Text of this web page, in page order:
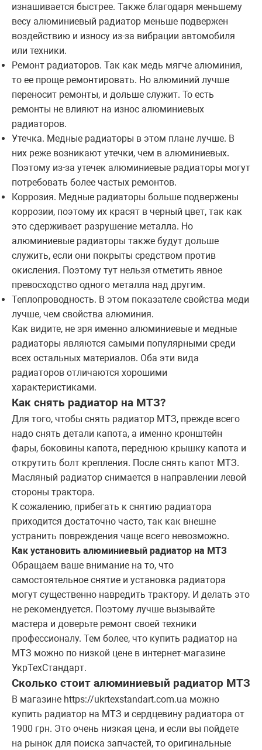
изнашивается быстрее. Также благодаря меньшему
весу алюминиевый радиатор меньше подвержен
воздействию и износу из-за вибрации автомобиля
или техники.
Ремонт радиаторов. Так как медь мягче алюминия,
то ее проще ремонтировать. Но алюминий лучше
переносит ремонты, и дольше служит. То есть
ремонты не влияют на износ алюминиевых
радиаторов.
Утечка. Медные радиаторы в этом плане лучше. В
них реже возникают утечки, чем в алюминиевых.
Поэтому из-за утечек алюминиевые радиаторы могут
потребовать более частых ремонтов.
Коррозия. Медные радиаторы больше подвержены
коррозии, поэтому их красят в черный цвет, так как
это сдерживает разрушение металла. Но
алюминиевые радиаторы также будут дольше
служить, если они покрыты средством против
окисления. Поэтому тут нельзя отметить явное
превосходство одного металла над другим.
Теплопроводность. В этом показателе свойства меди
лучше, чем свойства алюминия.
Как видите, не зря именно алюминиевые и медные
радиаторы являются самыми популярными среди
всех остальных материалов. Оба эти вида
радиаторов отличаются хорошими
характеристиками.
Как снять радиатор на МТЗ?
Для того, чтобы снять радиатор МТЗ, прежде всего
надо снять детали капота, а именно кронштейн
фары, боковины капота, переднюю крышку капота и
открутить болт крепления. После снять капот МТЗ.
Масляный радиатор снимается в направлении левой
стороны трактора.
К сожалению, прибегать к снятию радиатора
приходится достаточно часто, так как внешне
устранить повреждения чаще всего невозможно.
Как установить алюминиевый радиатор на МТЗ
Обращаем ваше внимание на то, что
самостоятельное снятие и установка радиатора
могут существенно навредить трактору. И делать это
не рекомендуется. Поэтому лучше вызывайте
мастера и доверьте ремонт своей техники
профессионалу. Тем более, что купить радиатор на
МТЗ можно по низкой цене в интернет-магазине
УкрТехСтандарт.
Сколько стоит алюминиевый радиатор МТЗ
В магазине https://ukrtexstandart.com.ua можно
купить радиатор на МТЗ и сердцевину радиатора от
1900 грн. Это очень низкая цена, и если вы пойдете
на рынок для поиска запчастей, то оригинальные